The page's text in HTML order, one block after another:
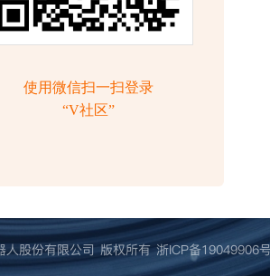
人股份有限公司 版权所有浙ICP备19049906